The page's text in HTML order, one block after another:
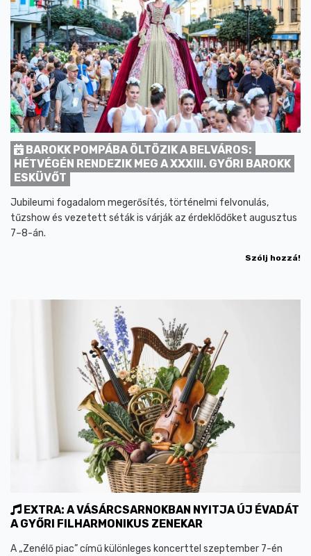
BAROKK POMPÁBA ÖLTÖZIK A BELVÁROS:
HÉTVÉGÉN RENDEZIK MEG A XXXIII. GYŐRI BAROKK
ESKÜVŐT
Jubileumi fogadalom megerősítés, történelmi felvonulás,
tűzshow és vezetett séták is várják az érdeklődőket augusztus
7–8-án.
Szólj hozzá!
EXTRA: A VÁSÁRCSARNOKBAN NYITJA ÚJ ÉVADÁT
A GYŐRI FILHARMONIKUS ZENEKAR
A „Zenélő piac” című különleges koncerttel szeptember 7-én